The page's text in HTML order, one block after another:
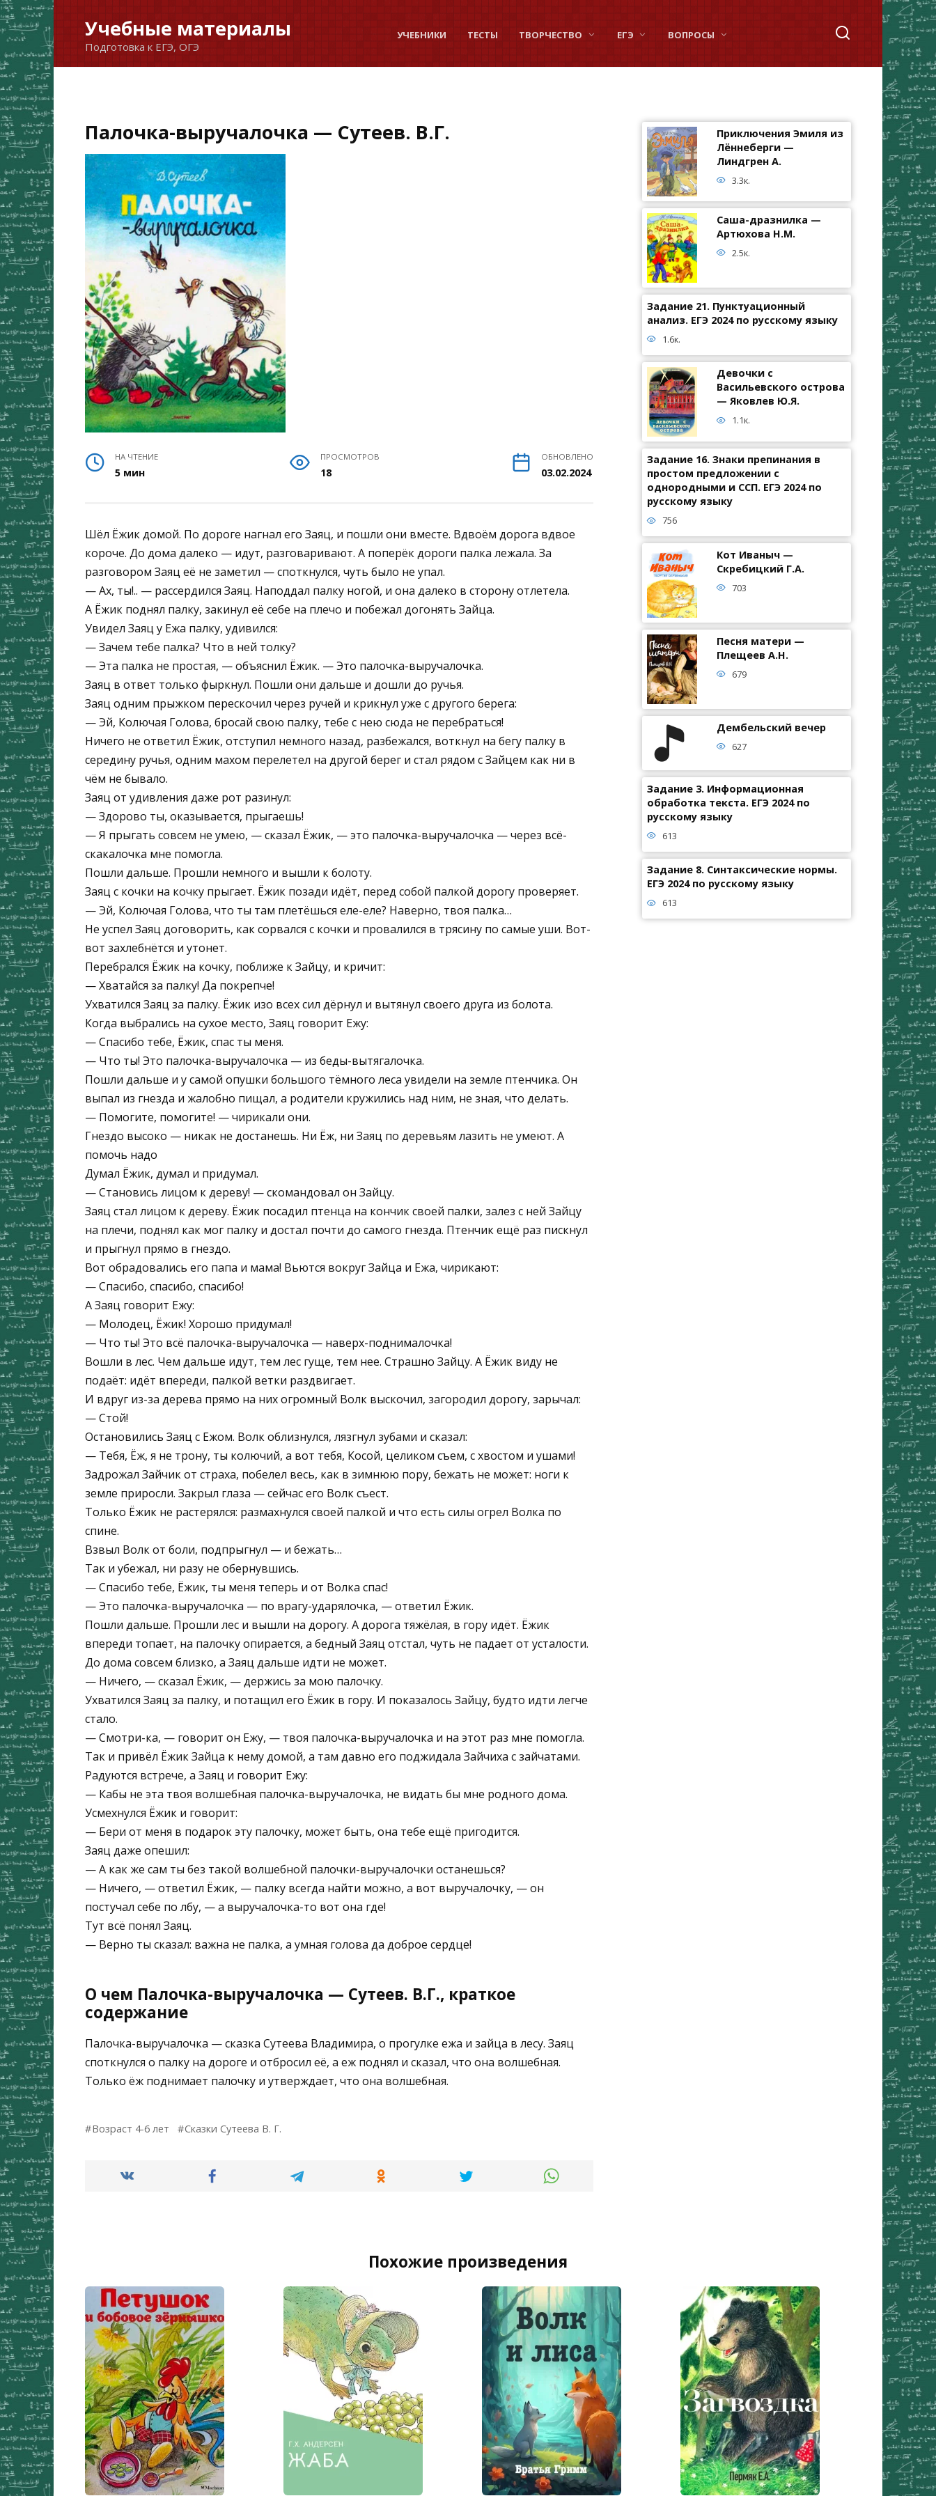
Перейти
к
содержанию
Учебные материалы
Подготовка к ЕГЭ, ОГЭ
УЧЕБНИКИ ТЕСТЫ ТВОРЧЕСТВО ЕГЭ ВОПРОСЫ
Палочка-выручалочка — Сутеев. В.Г.
НА ЧТЕНИЕ
5 мин
ПРОСМОТРОВ
18
ОБНОВЛЕНО
03.02.2024
Шёл Ёжик домой. По дороге нагнал его Заяц, и пошли они вместе. Вдвоём дорога вдвое
короче. До дома далеко — идут, разговаривают. А поперёк дороги палка лежала. За
разговором Заяц её не заметил — споткнулся, чуть было не упал.
— Ах, ты!.. — рассердился Заяц. Наподдал палку ногой, и она далеко в сторону отлетела.
А Ёжик поднял палку, закинул её себе на плечо и побежал догонять Зайца.
Увидел Заяц у Ежа палку, удивился:
— Зачем тебе палка? Что в ней толку?
— Эта палка не простая, — объяснил Ёжик. — Это палочка-выручалочка.
Заяц в ответ только фыркнул. Пошли они дальше и дошли до ручья.
Заяц одним прыжком перескочил через ручей и крикнул уже с другого берега:
— Эй, Колючая Голова, бросай свою палку, тебе с нею сюда не перебраться!
Ничего не ответил Ёжик, отступил немного назад, разбежался, воткнул на бегу палку в
середину ручья, одним махом перелетел на другой берег и стал рядом с Зайцем как ни в
чём не бывало.
Заяц от удивления даже рот разинул:
— Здорово ты, оказывается, прыгаешь!
— Я прыгать совсем не умею, — сказал Ёжик, — это палочка-выручалочка — через всё-
скакалочка мне помогла.
Пошли дальше. Прошли немного и вышли к болоту.
Заяц с кочки на кочку прыгает. Ёжик позади идёт, перед собой палкой дорогу проверяет.
— Эй, Колючая Голова, что ты там плетёшься еле-еле? Наверно, твоя палка…
Не успел Заяц договорить, как сорвался с кочки и провалился в трясину по самые уши. Вот-
вот захлебнётся и утонет.
Перебрался Ёжик на кочку, поближе к Зайцу, и кричит:
— Хватайся за палку! Да покрепче!
Ухватился Заяц за палку. Ёжик изо всех сил дёрнул и вытянул своего друга из болота.
Когда выбрались на сухое место, Заяц говорит Ежу:
— Спасибо тебе, Ёжик, спас ты меня.
— Что ты! Это палочка-выручалочка — из беды-вытягалочка.
Пошли дальше и у самой опушки большого тёмного леса увидели на земле птенчика. Он
выпал из гнезда и жалобно пищал, а родители кружились над ним, не зная, что делать.
— Помогите, помогите! — чирикали они.
Гнездо высоко — никак не достанешь. Ни Ёж, ни Заяц по деревьям лазить не умеют. А
помочь надо
Думал Ёжик, думал и придумал.
— Становись лицом к дереву! — скомандовал он Зайцу.
Заяц стал лицом к дереву. Ёжик посадил птенца на кончик своей палки, залез с ней Зайцу
на плечи, поднял как мог палку и достал почти до самого гнезда. Птенчик ещё раз пискнул
и прыгнул прямо в гнездо.
Вот обрадовались его папа и мама! Вьются вокруг Зайца и Ежа, чирикают:
— Спасибо, спасибо, спасибо!
А Заяц говорит Ежу:
— Молодец, Ёжик! Хорошо придумал!
— Что ты! Это всё палочка-выручалочка — наверх-поднималочка!
Вошли в лес. Чем дальше идут, тем лес гуще, тем нее. Страшно Зайцу. А Ёжик виду не
подаёт: идёт впереди, палкой ветки раздвигает.
И вдруг из-за дерева прямо на них огромный Волк выскочил, загородил дорогу, зарычал:
— Стой!
Остановились Заяц с Ежом. Волк облизнулся, лязгнул зубами и сказал:
— Тебя, Ёж, я не трону, ты колючий, а вот тебя, Косой, целиком съем, с хвостом и ушами!
Задрожал Зайчик от страха, побелел весь, как в зимнюю пору, бежать не может: ноги к
земле приросли. Закрыл глаза — сейчас его Волк съест.
Только Ёжик не растерялся: размахнулся своей палкой и что есть силы огрел Волка по
спине.
Взвыл Волк от боли, подпрыгнул — и бежать…
Так и убежал, ни разу не обернувшись.
— Спасибо тебе, Ёжик, ты меня теперь и от Волка спас!
— Это палочка-выручалочка — по врагу-ударялочка, — ответил Ёжик.
Пошли дальше. Прошли лес и вышли на дорогу. А дорога тяжёлая, в гору идёт. Ёжик
впереди топает, на палочку опирается, а бедный Заяц отстал, чуть не падает от усталости.
До дома совсем близко, а Заяц дальше идти не может.
— Ничего, — сказал Ёжик, — держись за мою палочку.
Ухватился Заяц за палку, и потащил его Ёжик в гору. И показалось Зайцу, будто идти легче
стало.
— Смотри-ка, — говорит он Ежу, — твоя палочка-выручалочка и на этот раз мне помогла.
Так и привёл Ёжик Зайца к нему домой, а там давно его поджидала Зайчиха с зайчатами.
Радуются встрече, а Заяц и говорит Ежу:
— Кабы не эта твоя волшебная палочка-выручалочка, не видать бы мне родного дома.
Усмехнулся Ёжик и говорит:
— Бери от меня в подарок эту палочку, может быть, она тебе ещё пригодится.
Заяц даже опешил:
— А как же сам ты без такой волшебной палочки-выручалочки останешься?
— Ничего, — ответил Ёжик, — палку всегда найти можно, а вот выручалочку, — он
постучал себе по лбу, — а выручалочка-то вот она где!
Тут всё понял Заяц.
— Верно ты сказал: важна не палка, а умная голова да доброе сердце!
О чем Палочка-выручалочка — Сутеев. В.Г., краткое
содержание
Палочка-выручалочка — сказка Сутеева Владимира, о прогулке ежа и зайца в лесу. Заяц
споткнулся о палку на дороге и отбросил её, а еж поднял и сказал, что она волшебная.
Только ёж поднимает палочку и утверждает, что она волшебная.
Возраст 4-6 лет Сказки Сутеева В. Г.
Приключения Эмиля из
Лённеберги —
Линдгрен А.
3.3к.
Саша-дразнилка —
Артюхова Н.М.
2.5к.
Задание 21. Пунктуационный
анализ. ЕГЭ 2024 по русскому языку
1.6к.
Девочки с
Васильевского острова
— Яковлев Ю.Я.
1.1к.
Задание 16. Знаки препинания в
простом предложении с
однородными и ССП. ЕГЭ 2024 по
русскому языку
756
Кот Иваныч —
Скребицкий Г.А.
703
Песня матери —
Плещеев А.Н.
679
Дембельский вечер
627
Задание 3. Информационная
обработка текста. ЕГЭ 2024 по
русскому языку
613
Задание 8. Синтаксические нормы.
ЕГЭ 2024 по русскому языку
613
Похожие произведения